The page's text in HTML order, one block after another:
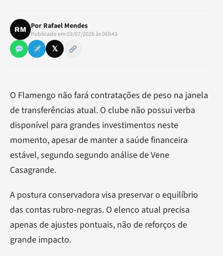
RM Por Rafael Mendes
Publicado em 03/07/2026 às 06h43
𝕏
O Flamengo não fará contratações de peso na janela
de transferências atual. O clube não possui verba
disponível para grandes investimentos neste
momento, apesar de manter a saúde financeira
estável, segundo segundo análise de Vene
Casagrande.
A postura conservadora visa preservar o equilíbrio
das contas rubro-negras. O elenco atual precisa
apenas de ajustes pontuais, não de reforços de
grande impacto.